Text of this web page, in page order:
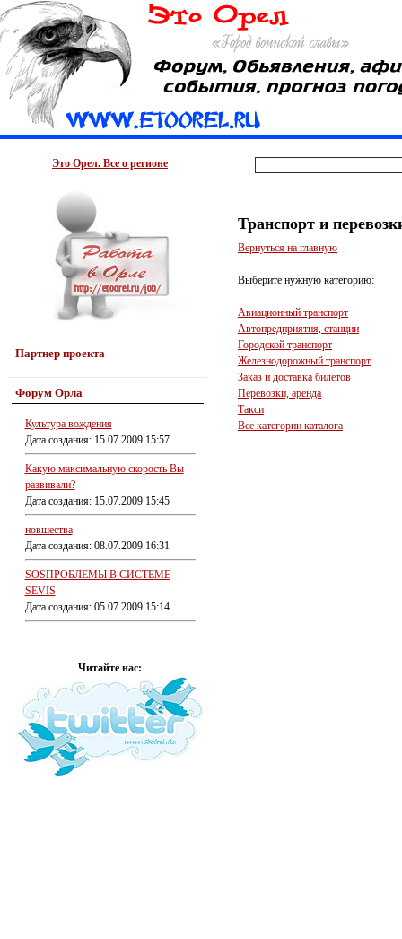
Это Орел. Все о регионе
Партнер проекта
Форум Орла
Культура вождения
Дата создания: 15.07.2009 15:57
Какую максимальную скорость Вы
развивали?
Дата создания: 15.07.2009 15:45
новшества
Дата создания: 08.07.2009 16:31
SOSПРОБЛЕМЫ В СИСТЕМЕ
SEVIS
Дата создания: 05.07.2009 15:14
Читайте нас:
Транспорт и
Вернуться на главную
Выберите нужную категорию:
Авиационный транспорт
Автопредприятия, станции
Городской транспорт
Железнодорожный транспорт
Заказ и доставка билетов
Перевозки, аренда
Такси
Все категории каталога